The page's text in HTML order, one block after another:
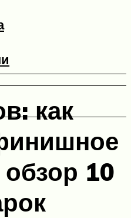
как
10